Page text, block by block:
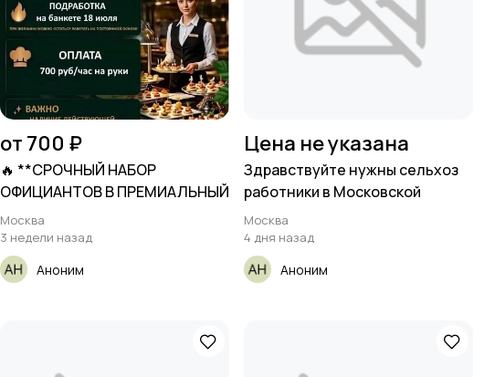
от 700 ₽
🔥 **СРОЧНЫЙ НАБОР
ОФИЦИАНТОВ В ПРЕМИАЛЬНЫЙ
Москва
3 недели назад
Аноним
Цена не указана
Здравствуйте нужны сельхоз
работники в Московской
Москва
4 дня назад
Аноним